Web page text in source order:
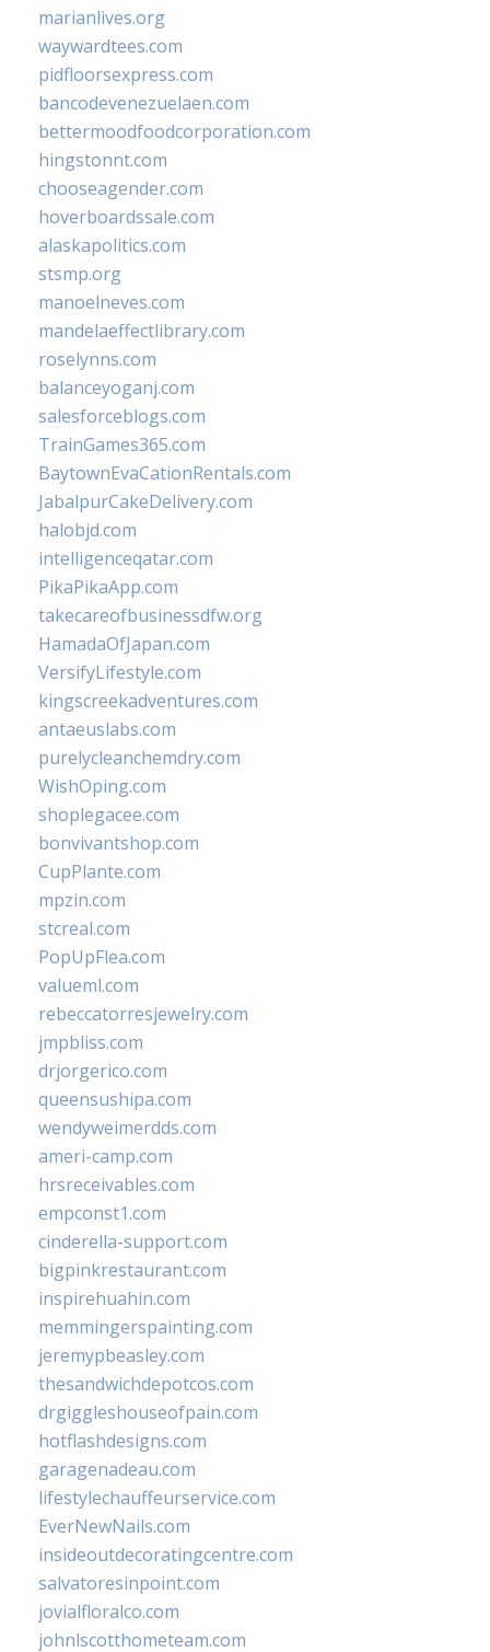
marianlives.org
waywardtees.com
pidfloorsexpress.com
bancodevenezuelaen.com
bettermoodfoodcorporation.com
hingstonnt.com
chooseagender.com
hoverboardssale.com
alaskapolitics.com
stsmp.org
manoelneves.com
mandelaeffectlibrary.com
roselynns.com
balanceyoganj.com
salesforceblogs.com
TrainGames365.com
BaytownEvaCationRentals.com
JabalpurCakeDelivery.com
halobjd.com
intelligenceqatar.com
PikaPikaApp.com
takecareofbusinessdfw.org
HamadaOfJapan.com
VersifyLifestyle.com
kingscreekadventures.com
antaeuslabs.com
purelycleanchemdry.com
WishOping.com
shoplegacee.com
bonvivantshop.com
CupPlante.com
mpzin.com
stcreal.com
PopUpFlea.com
valueml.com
rebeccatorresjewelry.com
jmpbliss.com
drjorgerico.com
queensushipa.com
wendyweimerdds.com
ameri-camp.com
hrsreceivables.com
empconst1.com
cinderella-support.com
bigpinkrestaurant.com
inspirehuahin.com
memmingerspainting.com
jeremypbeasley.com
thesandwichdepotcos.com
drgiggleshouseofpain.com
hotflashdesigns.com
garagenadeau.com
lifestylechauffeurservice.com
EverNewNails.com
insideoutdecoratingcentre.com
salvatoresinpoint.com
jovialfloralco.com
johnlscotthometeam.com